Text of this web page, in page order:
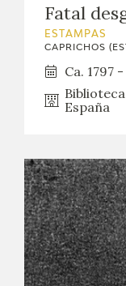
Fatal
ESTAMPAS
CAPRICHOS
Ca. 1797
España